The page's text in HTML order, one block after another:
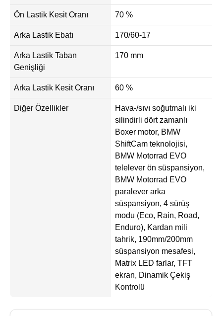
Ön Lastik Kesit Oranı 70 %
Arka Lastik Ebatı 170/60-17
Arka Lastik Taban
Genişliği
170 mm
Arka Lastik Kesit Oranı 60 %
Diğer Özellikler
Hava-/sıvı soğutmalı iki
silindirli dört zamanlı
Boxer motor, BMW
ShiftCam teknolojisi,
BMW Motorrad EVO
telelever ön süspansiyon,
BMW Motorrad EVO
paralever arka
süspansiyon, 4 sürüş
modu (Eco, Rain, Road,
Enduro), Kardan mili
tahrik, 190mm/200mm
süspansiyon mesafesi,
Matrix LED farlar, TFT
ekran, Dinamik Çekiş
Kontrolü